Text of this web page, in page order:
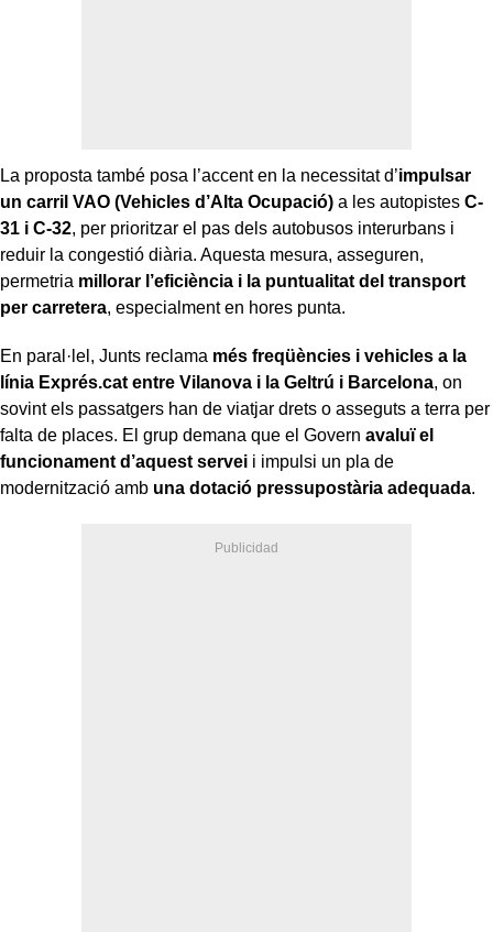
La proposta també posa l’accent en la necessitat d’impulsar
un carril VAO (Vehicles d’Alta Ocupació) a les autopistes C-
31 i C-32, per prioritzar el pas dels autobusos interurbans i
reduir la congestió diària. Aquesta mesura, asseguren,
permetria millorar l’eficiència i la puntualitat del transport
per carretera, especialment en hores punta.
En paral·lel, Junts reclama més freqüències i vehicles a la
línia Exprés.cat entre Vilanova i la Geltrú i Barcelona, on
sovint els passatgers han de viatjar drets o asseguts a terra per
falta de places. El grup demana que el Govern avaluï el
funcionament d’aquest servei i impulsi un pla de
modernització amb una dotació pressupostària adequada.